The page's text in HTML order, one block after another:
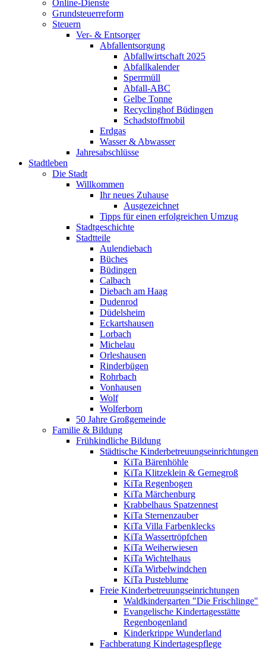
Online-Dienste
Grundsteuerreform
Steuern
Ver- & Entsorger
Abfallentsorgung
Abfallwirtschaft 2025
Abfallkalender
Sperrmüll
Abfall-ABC
Gelbe Tonne
Recyclinghof Büdingen
Schadstoffmobil
Erdgas
Wasser & Abwasser
Jahresabschlüsse
Stadtleben
Die Stadt
Willkommen
Ihr neues Zuhause
Ausgezeichnet
Tipps für einen erfolgreichen Umzug
Stadtgeschichte
Stadtteile
Aulendiebach
Büches
Büdingen
Calbach
Diebach am Haag
Dudenrod
Düdelsheim
Eckartshausen
Lorbach
Michelau
Orleshausen
Rinderbügen
Rohrbach
Vonhausen
Wolf
Wolferborn
50 Jahre Großgemeinde
Familie & Bildung
Frühkindliche Bildung
Städtische Kinderbetreuungseinrichtungen
KiTa Bärenhöhle
KiTa Klitzeklein & Gernegroß
KiTa Regenbogen
KiTa Märchenburg
Krabbelhaus Spatzennest
KiTa Sternenzauber
KiTa Villa Farbenklecks
KiTa Wassertröpfchen
KiTa Weiherwiesen
KiTa Wichtelhaus
KiTa Wirbelwindchen
KiTa Pusteblume
Freie Kinderbetreuungseinrichtungen
Waldkindergarten "Die Frischlinge"
Evangelische Kindertagesstätte
Regenbogenland
Kinderkrippe Wunderland
Fachberatung Kindertagespflege